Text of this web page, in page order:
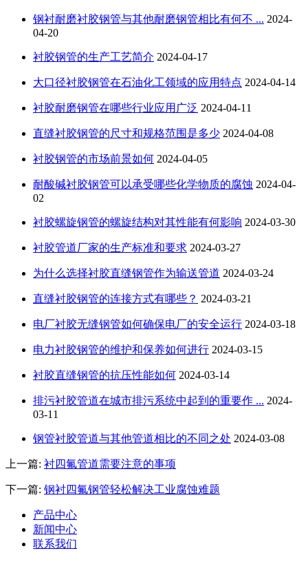
钢衬耐磨衬胶钢管与其他耐磨钢管相比有何不 ... 2024-
04-20
衬胶钢管的生产工艺简介 2024-04-17
大口径衬胶钢管在石油化工领域的应用特点 2024-04-14
衬胶耐磨钢管在哪些行业应用广泛 2024-04-11
直缝衬胶钢管的尺寸和规格范围是多少 2024-04-08
衬胶钢管的市场前景如何 2024-04-05
耐酸碱衬胶钢管可以承受哪些化学物质的腐蚀 2024-04-
02
衬胶螺旋钢管的螺旋结构对其性能有何影响 2024-03-30
衬胶管道厂家的生产标准和要求 2024-03-27
为什么选择衬胶直缝钢管作为输送管道 2024-03-24
直缝衬胶钢管的连接方式有哪些？ 2024-03-21
电厂衬胶无缝钢管如何确保电厂的安全运行 2024-03-18
电力衬胶钢管的维护和保养如何进行 2024-03-15
衬胶直缝钢管的抗压性能如何 2024-03-14
排污衬胶管道在城市排污系统中起到的重要作 ... 2024-
03-11
钢管衬胶管道与其他管道相比的不同之处 2024-03-08
上一篇: 衬四氟管道需要注意的事项
下一篇: 钢衬四氟钢管轻松解决工业腐蚀难题
产品中心
新闻中心
联系我们